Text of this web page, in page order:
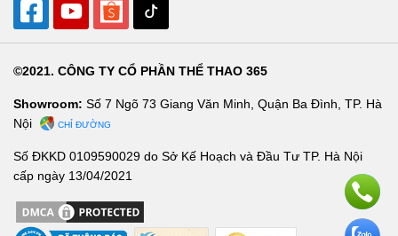
©2021. CÔNG TY CỔ PHẦN THỂ THAO 365
Showroom: Số 7 Ngõ 73 Giang Văn Minh, Quận Ba Đình, TP. Hà
Nội
CHỈ ĐƯỜNG
Số ĐKKD 0109590029 do Sở Kế Hoạch và Đầu Tư TP. Hà Nội
cấp ngày 13/04/2021